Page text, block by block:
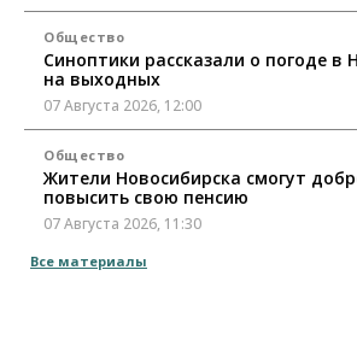
Общество
Синоптики рассказали о погоде в
на выходных
07 Августа 2026, 12:00
Общество
Жители Новосибирска смогут
повысить свою пенсию
07 Августа 2026, 11:30
Общество
Все материалы